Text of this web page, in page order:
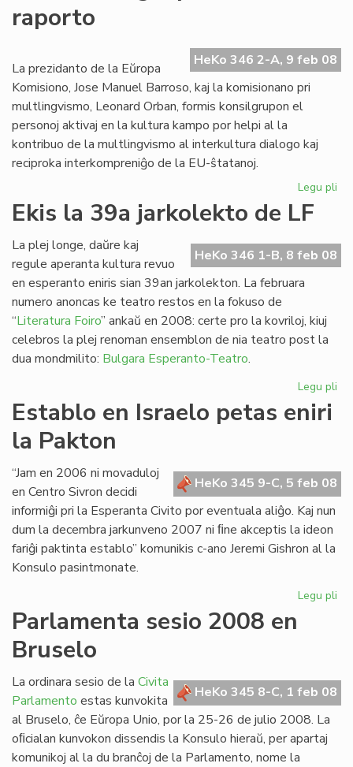
en
raporto
HeKo 346 2-A, 9 feb 08
La prezidanto de la Eŭropa
Komisiono, Jose Manuel Barroso, kaj la komisionano pri
multlingvismo, Leonard Orban, formis konsilgrupon el
personoj aktivaj en la kultura kampo por helpi al la
kontribuo de la multlingvismo al interkultura dialogo kaj
reciproka interkompreniĝo de la EU-ŝtatanoj.
Legu pli
Ekis la 39a jarkolekto de LF
HeKo 346 1-B, 8 feb 08
La plej longe, daŭre kaj
regule aperanta kultura revuo
en esperanto eniris sian 39an jarkolekton. La februara
numero anoncas ke teatro restos en la fokuso de
“Literatura Foiro” ankaŭ en 2008: certe pro la kovriloj, kiuj
celebros la plej renoman ensemblon de nia teatro post la
dua mondmilito: Bulgara Esperanto-Teatro.
Legu pli
de
Establo en Israelo petas eniri
la Pakton
HeKo 345 9-C, 5 feb 08
“Jam en 2006 ni movaduloj
en Centro Sivron decidi
informiĝi pri la Esperanta Civito por eventuala aliĝo. Kaj nun
dum la decembra jarkunveno 2007 ni ﬁne akceptis la ideon
fariĝi paktinta establo” komunikis c-ano Jeremi Gishron al la
Konsulo pasintmonate.
Legu pli
Parlamenta sesio 2008 en
Bruselo
HeKo 345 8-C, 1 feb 08
La ordinara sesio de la Civita
Parlamento estas kunvokita
al Bruselo, ĉe Eŭropa Unio, por la 25-26 de julio 2008. La
oﬁcialan kunvokon dissendis la Konsulo hieraŭ, per apartaj
komunikoj al la du branĉoj de la Parlamento, nome la